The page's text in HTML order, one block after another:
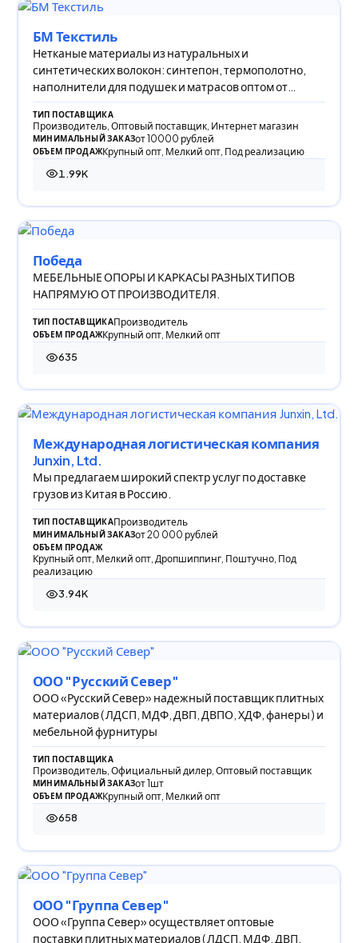
БМ Текстиль
Нетканые материалы из натуральных и
синтетических волокон: синтепон, термополотно,
наполнители для подушек и матрасов оптом от
производителя
ТИП ПОСТАВЩИКА
Производитель, Оптовый поставщик, Интернет магазин
МИНИМАЛЬНЫЙ ЗАКАЗот 10000 рублей
ОБЪЕМ ПРОДАЖКрупный опт, Мелкий опт, Под реализацию
1.99K
1 985 просмотров
Победа
МЕБЕЛЬНЫЕ ОПОРЫ И КАРКАСЫ РАЗНЫХ ТИПОВ
НАПРЯМУЮ ОТ ПРОИЗВОДИТЕЛЯ.
ТИП ПОСТАВЩИКАПроизводитель
ОБЪЕМ ПРОДАЖКрупный опт, Мелкий опт
635
635 просмотров
Международная логистическая компания
Junxin, Ltd.
Мы предлагаем широкий спектр услуг по доставке
грузов из Китая в Россию.
ТИП ПОСТАВЩИКАПроизводитель
МИНИМАЛЬНЫЙ ЗАКАЗот 20 000 рублей
ОБЪЕМ ПРОДАЖ
Крупный опт, Мелкий опт, Дропшиппинг, Поштучно, Под
реализацию
3.94K
3 939 просмотров
ООО "Русский Север"
ООО «Русский Север» надежный поставщик плитных
материалов ( ЛДСП, МДФ, ДВП, ДВПО, ХДФ, фанеры ) и
мебельной фурнитуры
ТИП ПОСТАВЩИКА
Производитель, Официальный дилер, Оптовый поставщик
МИНИМАЛЬНЫЙ ЗАКАЗот 1шт
ОБЪЕМ ПРОДАЖКрупный опт, Мелкий опт
658
658 просмотров
ООО "Группа Север"
ООО «Группа Север» осуществляет оптовые
поставки плитных материалов ( ЛДСП, МДФ, ДВП,